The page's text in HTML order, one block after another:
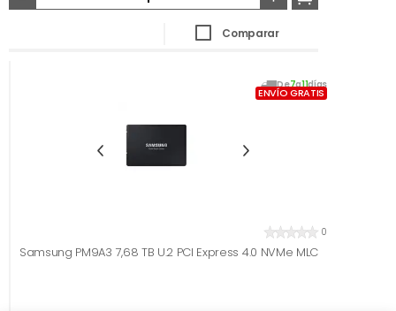
Comparar
De7a11días
ENVÍO GRATIS
0
Samsung PM9A3 7,68 TB U.2 PCI Express 4.0 NVMe MLC